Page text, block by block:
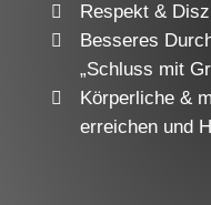
Respekt &
Besseres
„Schluss mit
Körperliche &
erreichen und